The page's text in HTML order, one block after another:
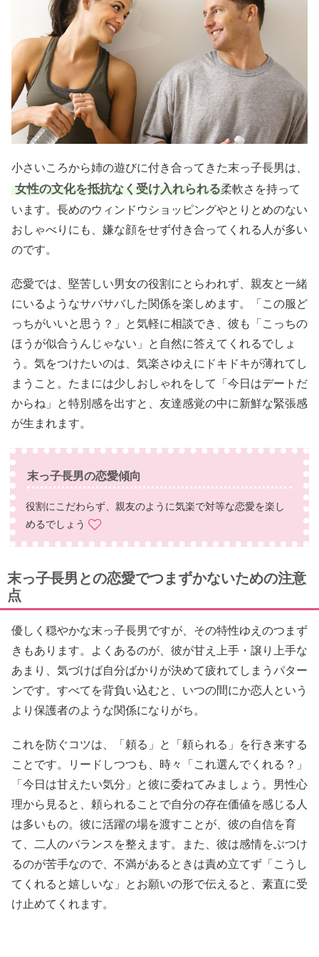
小さいころから姉の遊びに付き合ってきた末っ子長男は、
女性の文化を抵抗なく受け入れられる柔軟さを持って
います。長めのウィンドウショッピングやとりとめのない
おしゃべりにも、嫌な顔をせず付き合ってくれる人が多い
のです。
恋愛では、堅苦しい男女の役割にとらわれず、親友と一緒
にいるようなサバサバした関係を楽しめます。「この服ど
っちがいいと思う？」と気軽に相談でき、彼も「こっちの
ほうが似合うんじゃない」と自然に答えてくれるでしょ
う。気をつけたいのは、気楽さゆえにドキドキが薄れてし
まうこと。たまには少しおしゃれをして「今日はデートだ
からね」と特別感を出すと、友達感覚の中に新鮮な緊張感
が生まれます。
末っ子長男の恋愛傾向
役割にこだわらず、親友のように気楽で対等な恋愛を楽し
めるでしょう
末っ子長男との恋愛でつまずかないための注意
点
優しく穏やかな末っ子長男ですが、その特性ゆえのつまず
きもあります。よくあるのが、彼が甘え上手・譲り上手な
あまり、気づけば自分ばかりが決めて疲れてしまうパター
ンです。すべてを背負い込むと、いつの間にか恋人という
より保護者のような関係になりがち。
これを防ぐコツは、「頼る」と「頼られる」を行き来する
ことです。リードしつつも、時々「これ選んでくれる？」
「今日は甘えたい気分」と彼に委ねてみましょう。男性心
理から見ると、頼られることで自分の存在価値を感じる人
は多いもの。彼に活躍の場を渡すことが、彼の自信を育
て、二人のバランスを整えます。また、彼は感情をぶつけ
るのが苦手なので、不満があるときは責め立てず「こうし
てくれると嬉しいな」とお願いの形で伝えると、素直に受
け止めてくれます。